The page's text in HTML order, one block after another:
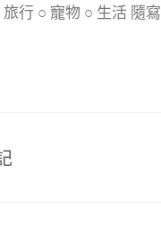
旅行 ○ 寵物 ○ 生活 隨寫